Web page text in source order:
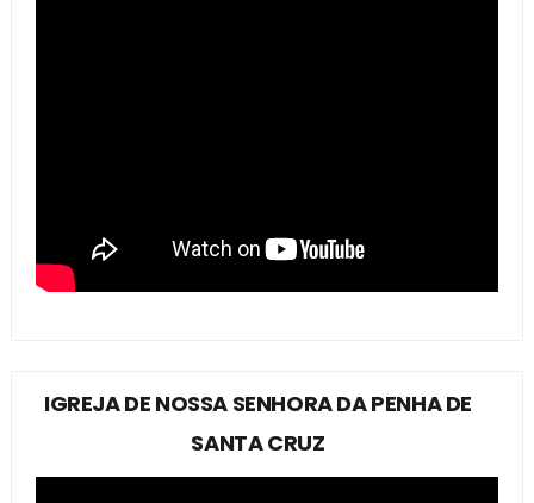
IGREJA DE NOSSA SENHORA DA PENHA DE
SANTA CRUZ